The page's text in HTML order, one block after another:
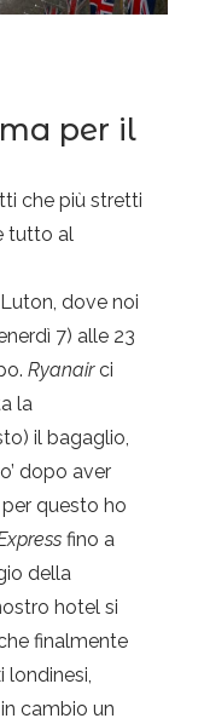
per il
che più stretti
tutto al
dove noi
7) alle 23
Ryanairci
la
il bagaglio,
dopo aver
questo ho
fino a
della
hotel si
finalmente
londinesi,
cambio un